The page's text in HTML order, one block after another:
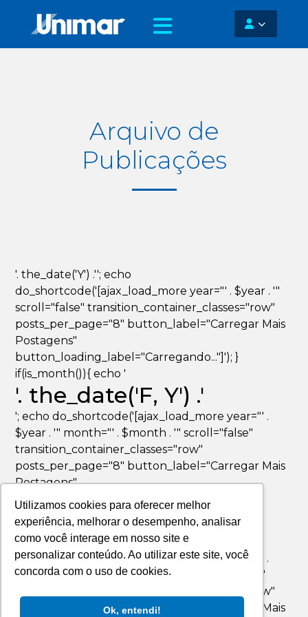
Utilizamos cookies para oferecer melhor
experiência, melhorar o desempenho, analisar
como você interage em nosso site e
personalizar conteúdo. Ao utilizar este site, você
concorda com o uso de cookies.
Ok, entendi!
Arquivo de
Publicações
'. the_date('Y') .''; echo
do_shortcode('[ajax_load_more year="' . $year . '"
scroll="false" transition_container_classes="row"
posts_per_page="8" button_label="Carregar Mais
Postagens"
button_loading_label="Carregando..."]'); }
if(is_month()){ echo '
'. the_date('F, Y') .'
'; echo do_shortcode('[ajax_load_more year="' .
$year . '" month="' . $month . '" scroll="false"
transition_container_classes="row"
posts_per_page="8" button_label="Carregar Mais
Postagens"
button_loading_label="Carregando..."]'); }
if(is_day()){ echo '
'. the_date('F jS, Y') .'
'; echo do_shortcode('[ajax_load_more year="' .
$year . '" month="' . $month . '" day="' . $day . '"
scroll="false" transition_container_classes="row"
posts_per_page="8" button_label="Carregar Mais